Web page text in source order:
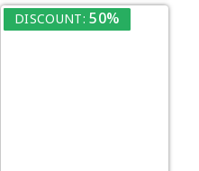
DISCOUNT: 50%